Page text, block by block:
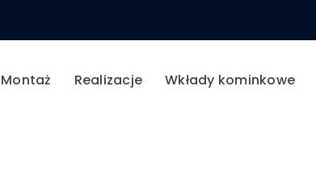
Montaż Realizacje Wkłady kominkowe